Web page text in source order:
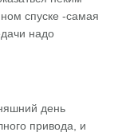
спуске -самая
надо
день
привода, и